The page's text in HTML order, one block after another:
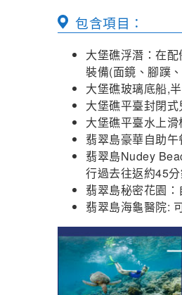
包含項目：
大堡礁浮潛：在
裝備(面鏡、腳蹼
大堡礁玻璃底船,
大堡礁平臺封閉
大堡礁平臺水上
翡翠島豪華自助
翡翠島Nudey
行過去往返約45
翡翠島秘密花園
翡翠島海龜醫院: